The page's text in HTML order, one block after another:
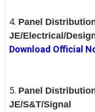
4. Panel
JE/Electrical/
Download Official
5. Panel
JE/S&T/Signal